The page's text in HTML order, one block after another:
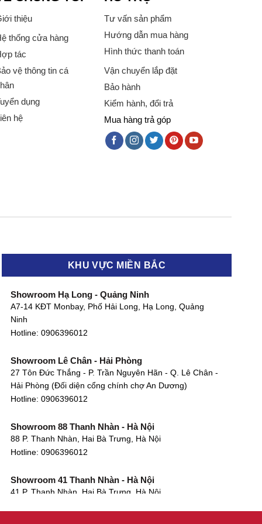
thiệu
thống cửa hàng
tác
vệ thông tin cá
dụng
hệ
Tư vấn sản phẩm
Hướng dẫn mua hàng
Hình thức thanh toán
Vận chuyển lắp đặt
Bảo hành
Kiểm hành, đổi trả
Mua hàng trả góp
KHU VỰC MIỀN BẮC
Showroom Hạ Long - Quảng Ninh
A7-14 KĐT Monbay, Phố Hải Long, Hạ Long, Quảng
Ninh
Hotline: 0906396012
Showroom Lê Chân - Hải Phòng
27 Tôn Đức Thắng - P. Trần Nguyên Hãn - Q. Lê Chân -
Hải Phòng (Đối diện cổng chính chợ An Dương)
Hotline: 0906396012
Showroom 88 Thanh Nhàn - Hà Nội
88 P. Thanh Nhàn, Hai Bà Trưng, Hà Nội
Hotline: 0906396012
Showroom 41 Thanh Nhàn - Hà Nội
41 P. Thanh Nhàn, Hai Bà Trưng, Hà Nội